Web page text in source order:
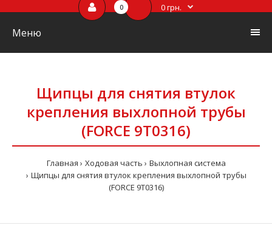
0 0 грн.
Меню
Щипцы для снятия втулок
крепления выхлопной трубы
(FORCE 9T0316)
Главная Ходовая часть
Выхлопная сиcтема
Щипцы для снятия втулок крепления выхлопной трубы
(FORCE 9T0316)